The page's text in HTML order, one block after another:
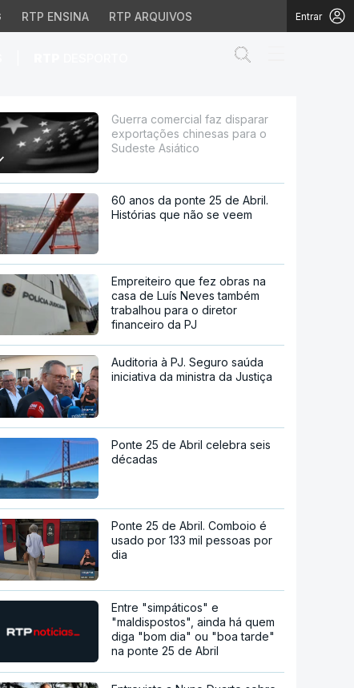
RTP ENSINA RTP ARQUIVOS Entrar
para o
Guerra comercial faz disparar
exportações chinesas para o
Sudeste Asiático
60 anos da ponte 25 de Abril.
Histórias que não se veem
Empreiteiro que fez obras na
casa de Luís Neves também
trabalhou para o diretor
financeiro da PJ
Auditoria à PJ. Seguro saúda
iniciativa da ministra da Justiça
Ponte 25 de Abril celebra seis
décadas
Ponte 25 de Abril. Comboio é
usado por 133 mil pessoas por
dia
Entre "simpáticos" e
"maldispostos", ainda há quem
diga "bom dia" ou "boa tarde"
na ponte 25 de Abril